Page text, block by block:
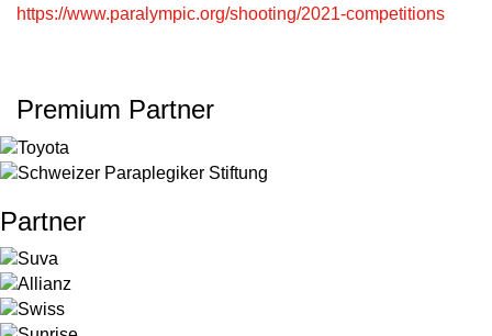
https://www.paralympic.org/shooting/2021-competitions
Premium Partner
Partner